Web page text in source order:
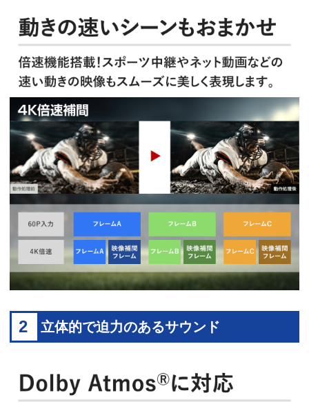
2 立体的で迫力のあるサウンド